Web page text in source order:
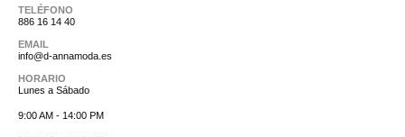
TELÉFONO
886 16 14 40
EMAIL
info@d-annamoda.es
HORARIO
Lunes a Sábado
9:00 AM - 14:00 PM